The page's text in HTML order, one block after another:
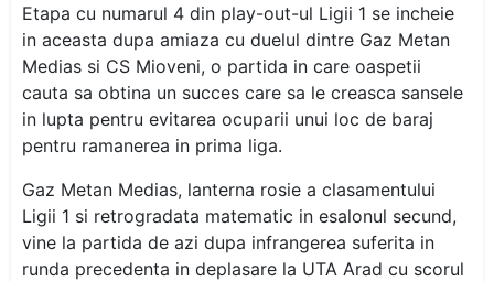
Etapa cu numarul 4 din play-out-ul Ligii 1 se incheie
in aceasta dupa amiaza cu duelul dintre Gaz Metan
Medias si CS Mioveni, o partida in care oaspetii
cauta sa obtina un succes care sa le creasca sansele
in lupta pentru evitarea ocuparii unui loc de baraj
pentru ramanerea in prima liga.
Gaz Metan Medias, lanterna rosie a clasamentului
Ligii 1 si retrogradata matematic in esalonul secund,
vine la partida de azi dupa infrangerea suferita in
runda precedenta in deplasare la UTA Arad cu scorul